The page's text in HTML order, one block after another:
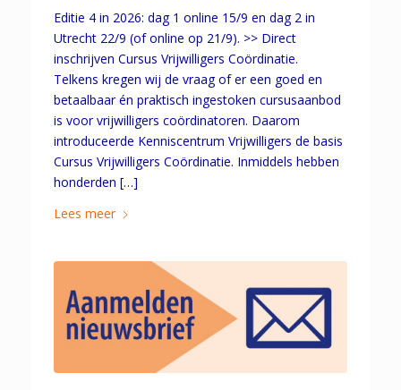
Editie 4 in 2026: dag 1 online 15/9 en dag 2 in
Utrecht 22/9 (of online op 21/9). >> Direct
inschrijven Cursus Vrijwilligers Coördinatie.
Telkens kregen wij de vraag of er een goed en
betaalbaar én praktisch ingestoken cursusaanbod
is voor vrijwilligers coördinatoren. Daarom
introduceerde Kenniscentrum Vrijwilligers de basis
Cursus Vrijwilligers Coördinatie. Inmiddels hebben
honderden […]
Lees meer